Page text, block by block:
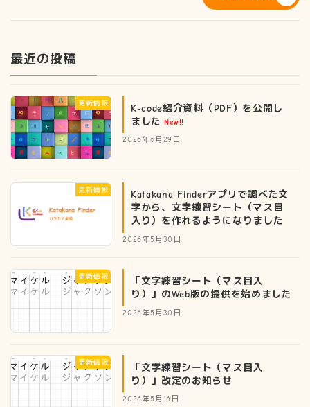
最近の投稿
更新情報
K-code紹介資料（PDF）を公開し
ました New!!
2026年6月29日
更新情報
Katakana Finderアプリで調べた文
字から、文字練習シート（マス目
入り）を作れるようになりました
2026年5月30日
更新情報
「文字練習シート（マス目入
り）」のWeb版の提供を始めました
2026年5月30日
更新情報
「文字練習シート（マス目入
り）」改定のお知らせ
2026年5月16日